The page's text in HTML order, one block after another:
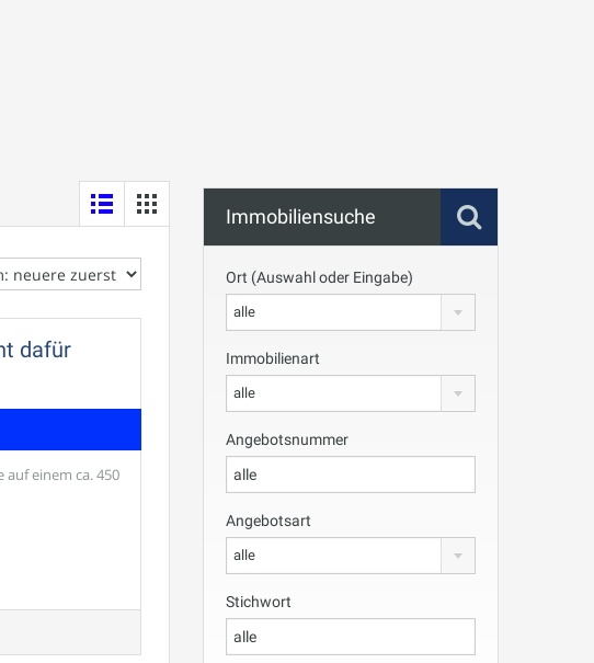
dafür
einem ca. 450
Immobiliensuche
Ort (Auswahl oder Eingabe)
alle
Immobilienart
alle
Angebotsnummer
Angebotsart
alle
Stichwort